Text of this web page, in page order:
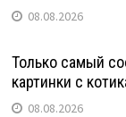
08.08.2026
Только самый
картинки с
08.08.2026